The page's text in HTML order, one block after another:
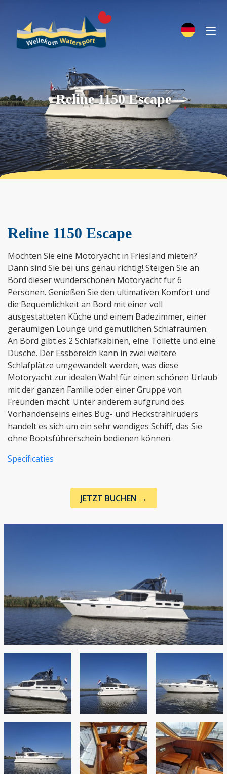
Reline 1150 Escape
Reline 1150 Escape
Möchten Sie eine Motoryacht in Friesland mieten?
Dann sind Sie bei uns genau richtig! Steigen Sie an
Bord dieser wunderschönen Motoryacht für 6
Personen. Genießen Sie den ultimativen Komfort und
die Bequemlichkeit an Bord mit einer voll
ausgestatteten Küche und einem Badezimmer, einer
geräumigen Lounge und gemütlichen Schlafräumen.
An Bord gibt es 2 Schlafkabinen, eine Toilette und eine
Dusche. Der Essbereich kann in zwei weitere
Schlafplätze umgewandelt werden, was diese
Motoryacht zur idealen Wahl für einen schönen Urlaub
mit der ganzen Familie oder einer Gruppe von
Freunden macht. Unter anderem aufgrund des
Vorhandenseins eines Bug- und Heckstrahlruders
handelt es sich um ein sehr wendiges Schiff, das Sie
ohne Bootsführerschein bedienen können.
Specificaties
JETZT BUCHEN →